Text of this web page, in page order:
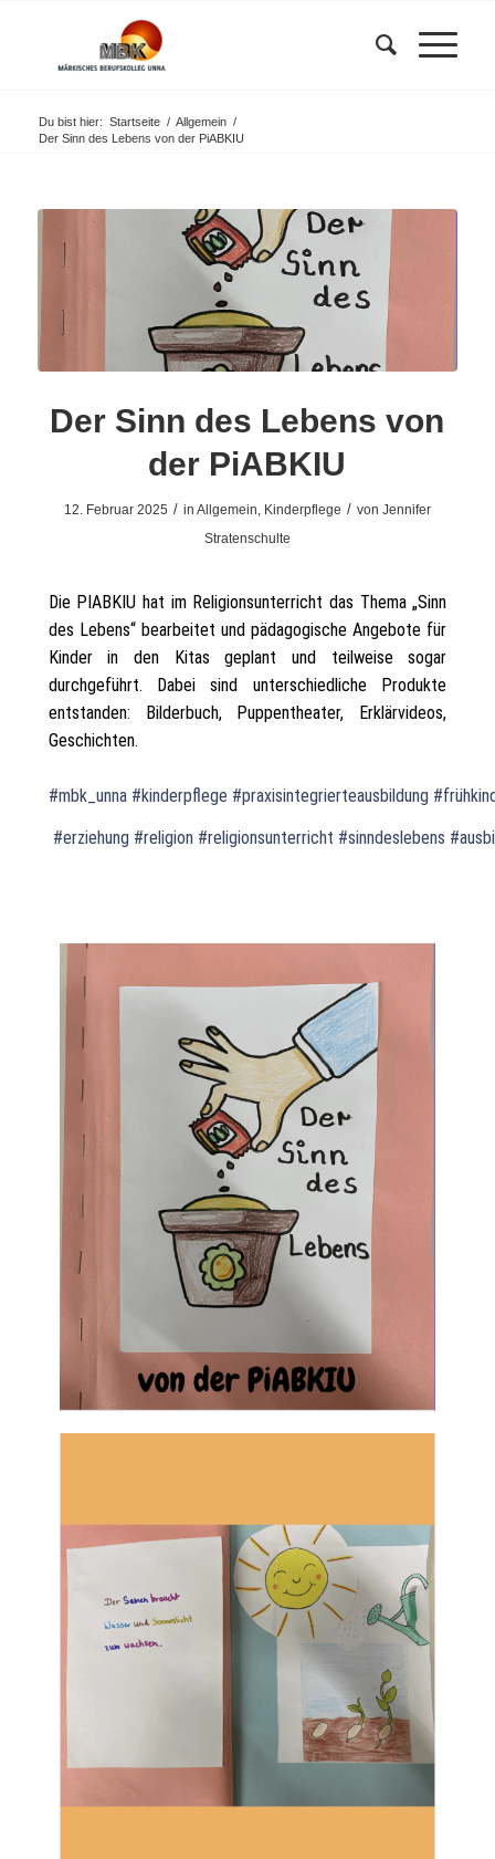
Du bist hier: Startseite / Allgemein /
Der Sinn des Lebens von der PiABKIU
Der Sinn des Lebens von
der PiABKIU
12. Februar 2025 / in Allgemein, Kinderpflege / von Jennifer
Stratenschulte
Die PIABKIU hat im Religionsunterricht das Thema „Sinn
des Lebens“ bearbeitet und pädagogische Angebote für
Kinder in den Kitas geplant und teilweise sogar
durchgeführt. Dabei sind unterschiedliche Produkte
entstanden: Bilderbuch, Puppentheater, Erklärvideos,
Geschichten.
#mbk_unna #kinderpflege #praxisintegrierteausbildung
#erziehung #religion #religionsunterricht #sinndeslebens